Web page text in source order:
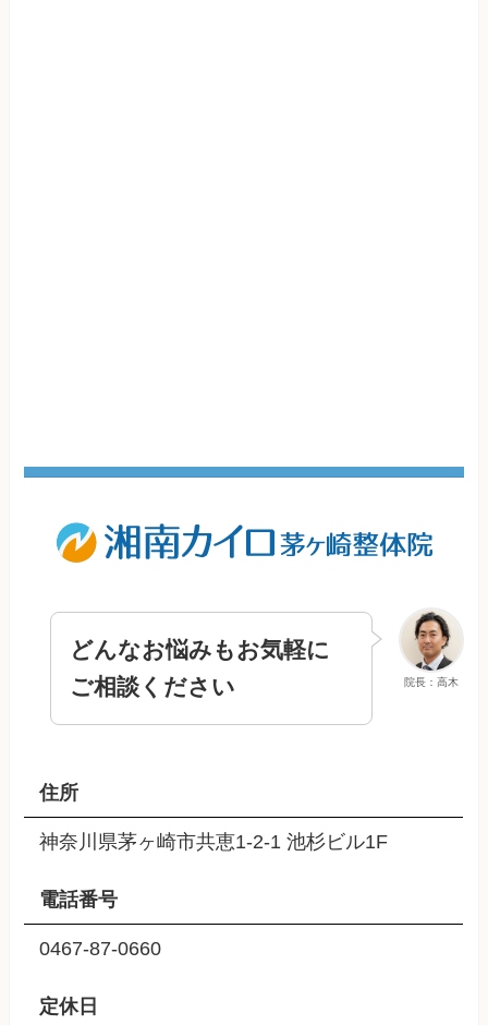
院長：高木
どんなお悩みもお気軽に
ご相談ください
住所
神奈川県茅ヶ崎市共恵1-2-1 池杉ビル1F
電話番号
0467-87-0660
定休日